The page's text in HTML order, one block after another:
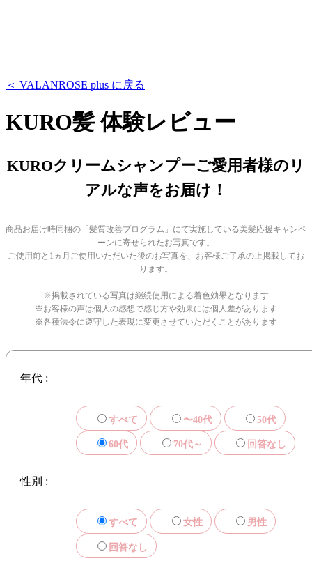
＜ VALANROSE plus に戻る
KURO髪 体験レビュー
KUROクリームシャンプーご愛用者様のリ
アルな声をお届け！
商品お届け時同梱の「髪質改善プログラム」にて実施している美髪応援キャンペ
ーンに寄せられたお写真です。
ご使用前と1ヵ月ご使用いただいた後のお写真を、お客様ご了承の上掲載してお
ります。
※掲載されている写真は継続使用による着色効果となります
※お客様の声は個人の感想で感じ方や効果には個人差があります
※各種法令に遵守した表現に変更させていただくことがあります
年代 :
すべて 〜40代 50代
60代 70代～ 回答なし
性別 :
すべて 女性 男性
回答なし